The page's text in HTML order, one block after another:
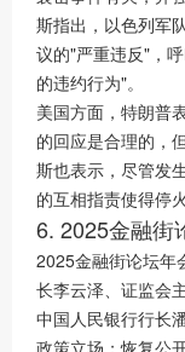
斯指出，以色列军
议的"严重违反"，
的违约行为"。
美国方面，特朗普
的回应是合理的，
斯也表示，尽管发
的互相指责使得停
6. 2025金融街
2025金融街论坛年
长李云泽、证监会
中国人民银行行长